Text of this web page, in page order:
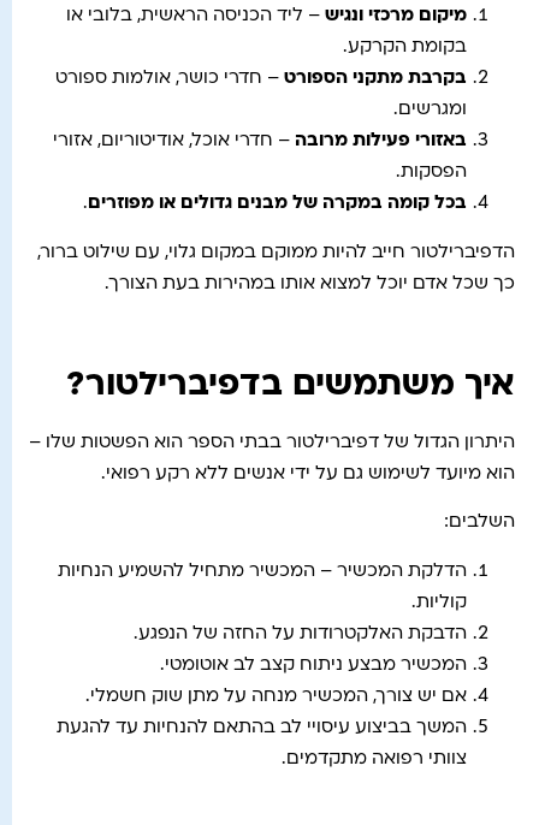
מיקום מרכזי ונגיש – ליד הכניסה הראשית, בלובי או
בקומת הקרקע.
בקרבת מתקני הספורט – חדרי כושר, אולמות ספורט
ומגרשים.
באזורי פעילות מרובה – חדרי אוכל, אודיטוריום, אזורי
הפסקות.
בכל קומה במקרה של מבנים גדולים או מפוזרים.
הדפיברילטור חייב להיות ממוקם במקום גלוי, עם שילוט ברור,
כך שכל אדם יוכל למצוא אותו במהירות בעת הצורך.
איך משתמשים בדפיברילטור?
היתרון הגדול של דפיברילטור בבתי הספר הוא הפשטות שלו –
הוא מיועד לשימוש גם על ידי אנשים ללא רקע רפואי.
השלבים:
הדלקת המכשיר – המכשיר מתחיל להשמיע הנחיות
קוליות.
הדבקת האלקטרודות על החזה של הנפגע.
המכשיר מבצע ניתוח קצב לב אוטומטי.
אם יש צורך, המכשיר מנחה על מתן שוק חשמלי.
המשך בביצוע עיסויי לב בהתאם להנחיות עד להגעת
צוותי רפואה מתקדמים.